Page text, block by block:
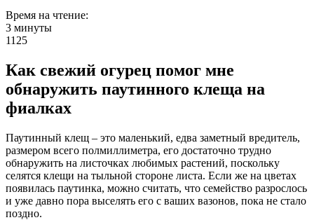
Время на чтение:
3 минуты
1125
Как свежий огурец помог мне
обнаружить паутинного клеща на
фиалках
Паутинный клещ – это маленький, едва заметный вредитель,
размером всего полмиллиметра, его достаточно трудно
обнаружить на листочках любимых растений, поскольку
селятся клещи на тыльной стороне листа. Если же на цветах
появилась паутинка, можно считать, что семейство разрослось
и уже давно пора выселять его с ваших вазонов, пока не стало
поздно.